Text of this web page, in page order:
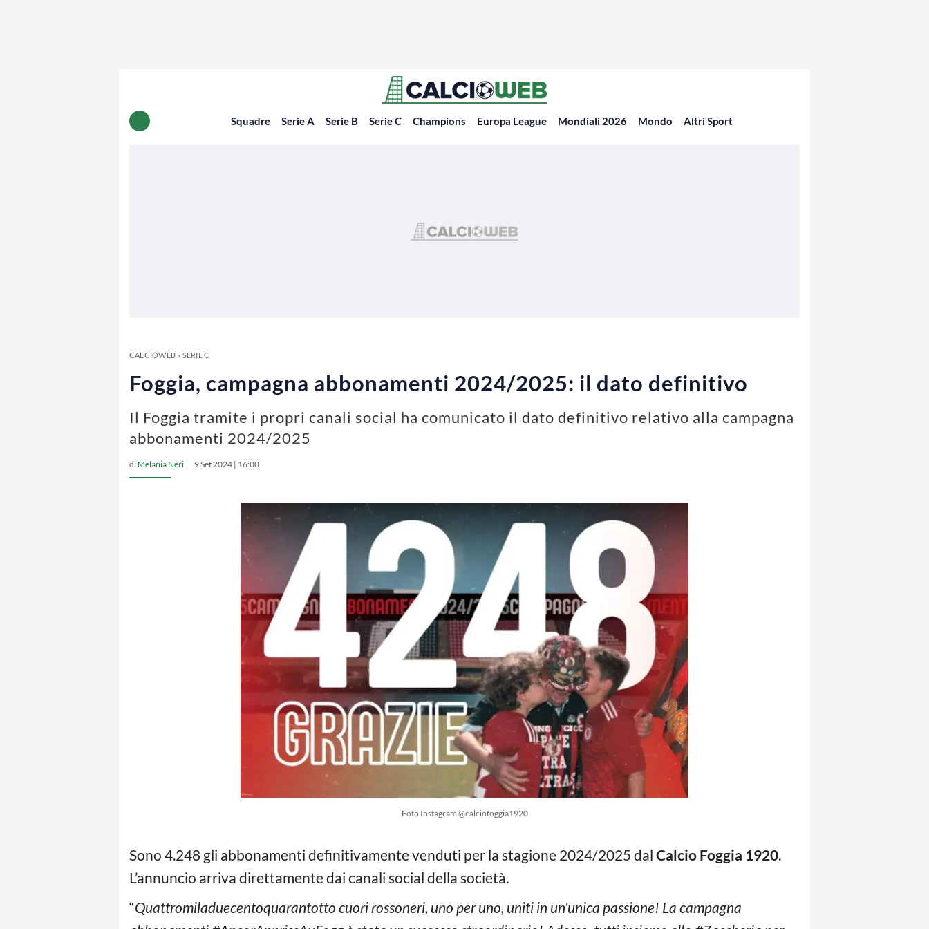
Squadre Serie A Serie B Serie C Champions Europa League Mondiali 2026 Mondo Altri Sport
CALCIOWEB» SERIE C
Foggia, campagna abbonamenti 2024/2025: il dato definitivo
Il Foggia tramite i propri canali social ha comunicato il dato definitivo relativo alla campagna
abbonamenti 2024/2025
di Melania Neri 9 Set 2024 | 16:00
Foto Instagram @calciofoggia1920
Sono 4.248 gli abbonamenti definitivamente venduti per la stagione 2024/2025 dal Calcio Foggia 1920.
L’annuncio arriva direttamente dai canali social della società.
“Quattromiladuecentoquarantotto cuori rossoneri, uno per uno, uniti in un’unica passione! La campagna